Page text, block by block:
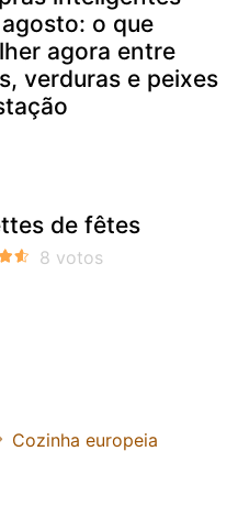
o que
agora entre
verduras e peixes
de fêtes
Cozinha europeia